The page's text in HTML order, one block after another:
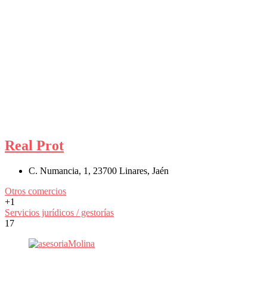
Real Prot
C. Numancia, 1, 23700 Linares, Jaén
Otros comercios
+1
Servicios jurídicos / gestorías
17